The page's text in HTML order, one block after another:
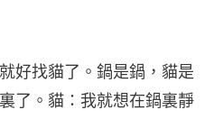
好找貓了。鍋是鍋，貓是
了。貓：我就想在鍋裏靜